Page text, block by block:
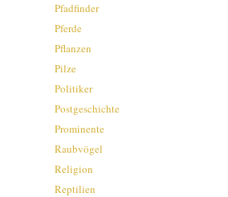
Pfadfinder
Pferde
Pflanzen
Pilze
Politiker
Postgeschichte
Prominente
Raubvögel
Religion
Reptilien